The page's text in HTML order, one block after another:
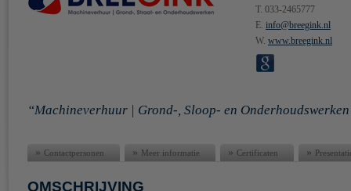
T. 033-2465777
E. info@breegink.nl
W. www.breegink.nl
Machineverhuur | Grond-, Sloop- en Onderhoudswerken
» Contactpersonen » Meer informatie » Certificaten »
OMSCHRIJVING